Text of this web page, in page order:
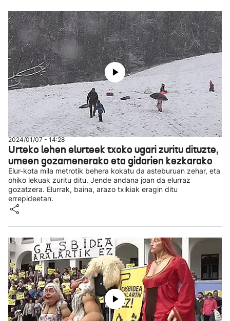
2024/01/07 - 14:28
Urteko lehen elurteek txoko ugari zuritu dituzte,
umeen gozamenerako eta gidarien kezkarako
Elur-kota mila metrotik behera kokatu da asteburuan zehar, eta
ohiko lekuak zuritu ditu. Jende andana joan da elurraz
gozatzera. Elurrak, baina, arazo txikiak eragin ditu
errepideetan.